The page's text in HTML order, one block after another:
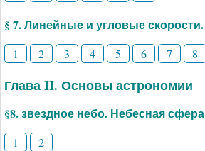
§ 7. Линейные и угловые скорости.
1 2 3 4 5 6 7 8
Глава II. Основы астрономии
§8. звездное небо. Небесная сфера
1 2